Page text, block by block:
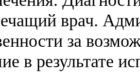
врач.
за
в результате